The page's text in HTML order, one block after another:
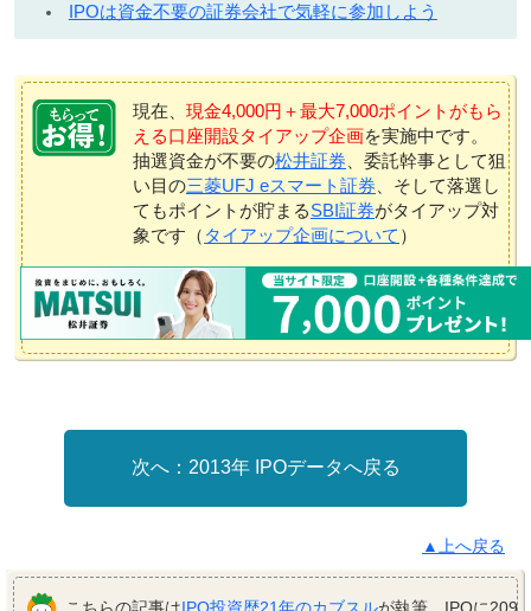
IPOは資金不要の証券会社で気軽に参加しよう
現在、 現金4,000円＋最大7,000ポイントがもら
える口座開設タイアップ企画を実施中です。
抽選資金が不要の松井証券 、委託幹事として狙
い目の三菱UFJ eスマート証券 、そして落選し
てもポイントが貯まるSBI証券がタイアップ対
象です（ タイアップ企画について ）
2013年 IPOデータへ戻る
▲上へ戻る
こちらの記事はIPO投資歴21年のカブスルが執筆。IPOに209